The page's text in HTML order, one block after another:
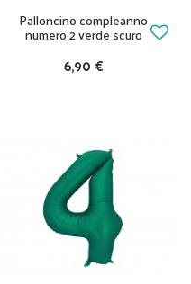
Palloncino compleanno
numero 2 verde scuro
6,90 €